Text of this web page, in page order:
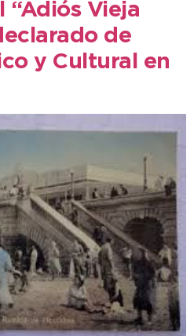
“Adiós Vieja
de
y Cultural en